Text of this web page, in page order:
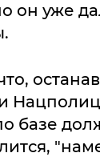
он уже
базе